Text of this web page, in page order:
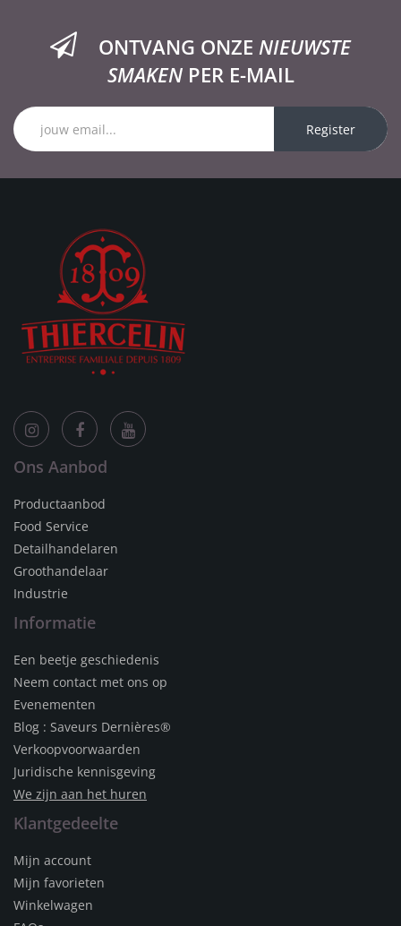
ONTVANG ONZE NIEUWSTE
SMAKENPER E-MAIL
Register
Ons Aanbod
Productaanbod
Food Service
Detailhandelaren
Groothandelaar
Industrie
Informatie
Een beetje geschiedenis
Neem contact met ons op
Evenementen
Blog : Saveurs Dernières®
Verkoopvoorwaarden
Juridische kennisgeving
We zijn aan het huren
Klantgedeelte
Mijn account
Mijn favorieten
Winkelwagen